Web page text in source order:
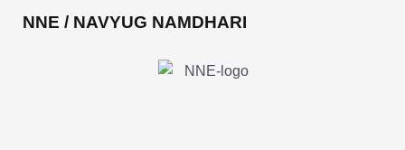
NNE / NAVYUG NAMDHARI